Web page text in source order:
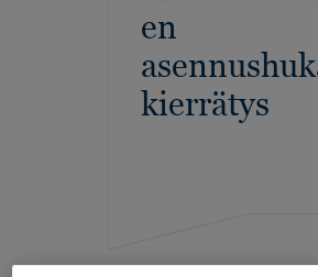
en
kierrätys